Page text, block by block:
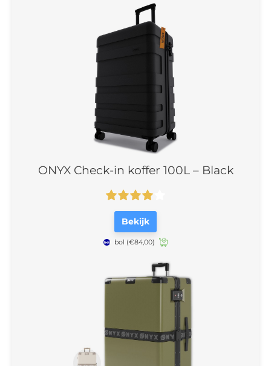
ONYX Check-in koffer 100L – Black
Bekijk
bol (€84,00)